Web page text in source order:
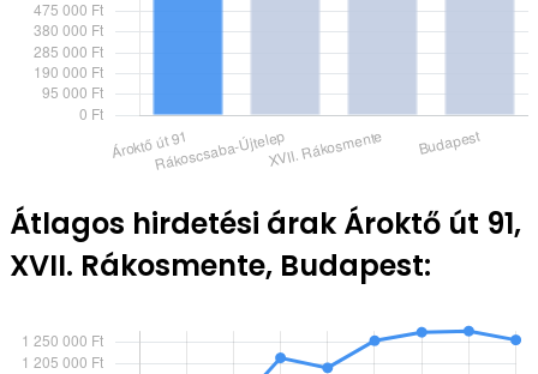
Átlagos hirdetési árak Ároktő út 91,
XVII. Rákosmente, Budapest: